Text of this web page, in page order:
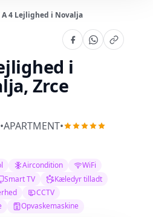
A 4 Lejlighed i Novalja
i
Zrce
•APARTMENT•
Aircondition
WiFi
Smart TV
Kæledyr tilladt
CCTV
Opvaskemaskine